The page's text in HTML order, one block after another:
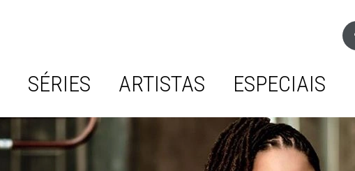
SÉRIES ARTISTAS ESPECIAIS